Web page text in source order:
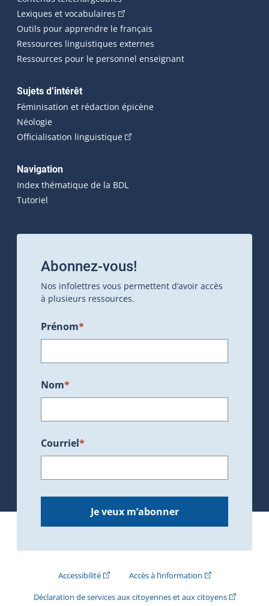
Lexiques et vocabulaires (Cet hyperlien externe s'ouvrira
Outils pour apprendre le français
Ressources linguistiques externes
Ressources pour le personnel enseignant
Sujets d’intérêt
Féminisation et rédaction épicène
Néologie
Officialisation linguistique(Cet hyperlien externe s'ouvrira
Navigation
Index thématique de la BDL
Tutoriel
Abonnez-vous!
Nos infolettres vous permettent d’avoir accès
à plusieurs ressources.
Prénom*
Nom*
Courriel*
Je veux m’abonner
Accessibilité(Cet hyperlien externe s'ouvrira dans une
Accès à l’information(Cet hyperlien
Déclaration de services aux citoyennes et aux citoyens(Cet